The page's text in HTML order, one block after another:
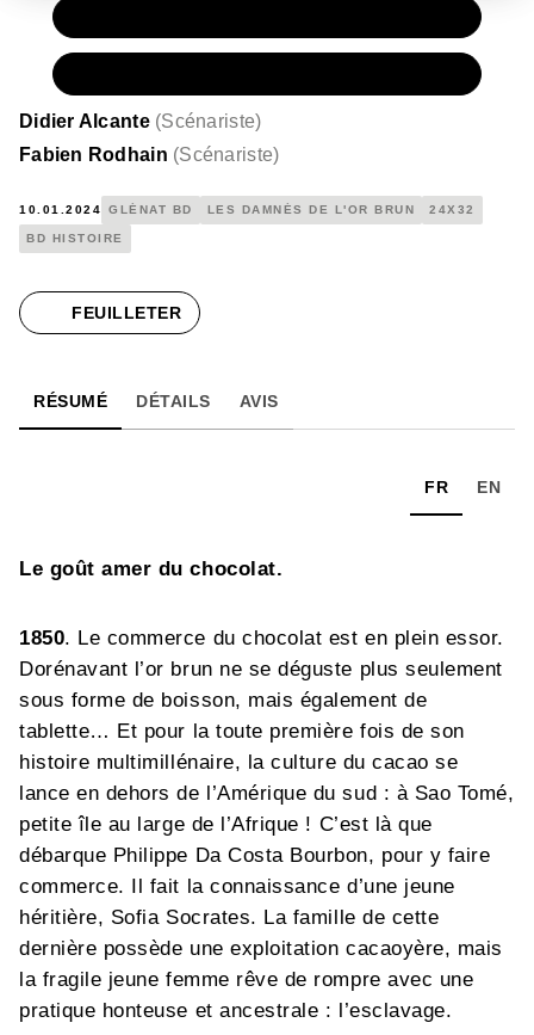
Didier Alcante (Scénariste)
Fabien Rodhain (Scénariste)
10.01.2024 GLÉNAT BD LES DAMNÉS DE L'OR BRUN 24X32
BD HISTOIRE
FEUILLETER
RÉSUMÉ DÉTAILS AVIS
FR EN
Le goût amer du chocolat.
1850. Le commerce du chocolat est en plein essor.
Dorénavant l’or brun ne se déguste plus seulement
sous forme de boisson, mais également de
tablette… Et pour la toute première fois de son
histoire multimillénaire, la culture du cacao se
lance en dehors de l’Amérique du sud : à Sao Tomé,
petite île au large de l’Afrique ! C’est là que
débarque Philippe Da Costa Bourbon, pour y faire
commerce. Il fait la connaissance d’une jeune
héritière, Sofia Socrates. La famille de cette
dernière possède une exploitation cacaoyère, mais
la fragile jeune femme rêve de rompre avec une
pratique honteuse et ancestrale : l’esclavage.